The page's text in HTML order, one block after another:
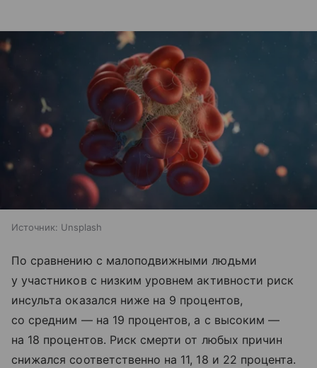
Источник: Unsplash
По сравнению с малоподвижными людьми
у участников с низким уровнем активности риск
инсульта оказался ниже на 9 процентов,
со средним — на 19 процентов, а с высоким —
на 18 процентов. Риск смерти от любых причин
снижался соответственно на 11, 18 и 22 процента.